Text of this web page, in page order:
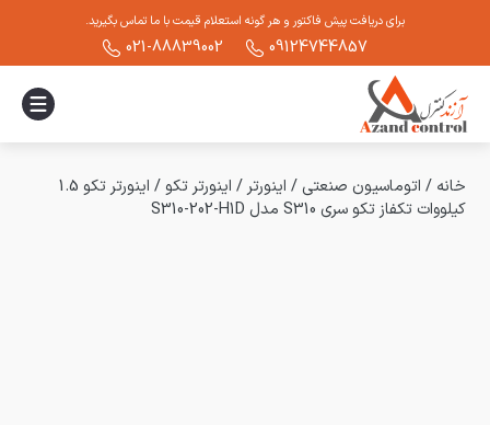
برای دریافت پیش فاکتور و هر گونه استعلام قیمت با ما تماس بگیرید.
09124744857
021-88839002
خانه / اتوماسیون صنعتی / اینورتر / اینورتر تکو /
اینورتر تکو 1.5
کیلووات تکفاز تکو سری S310 مدل S310-202-H1D